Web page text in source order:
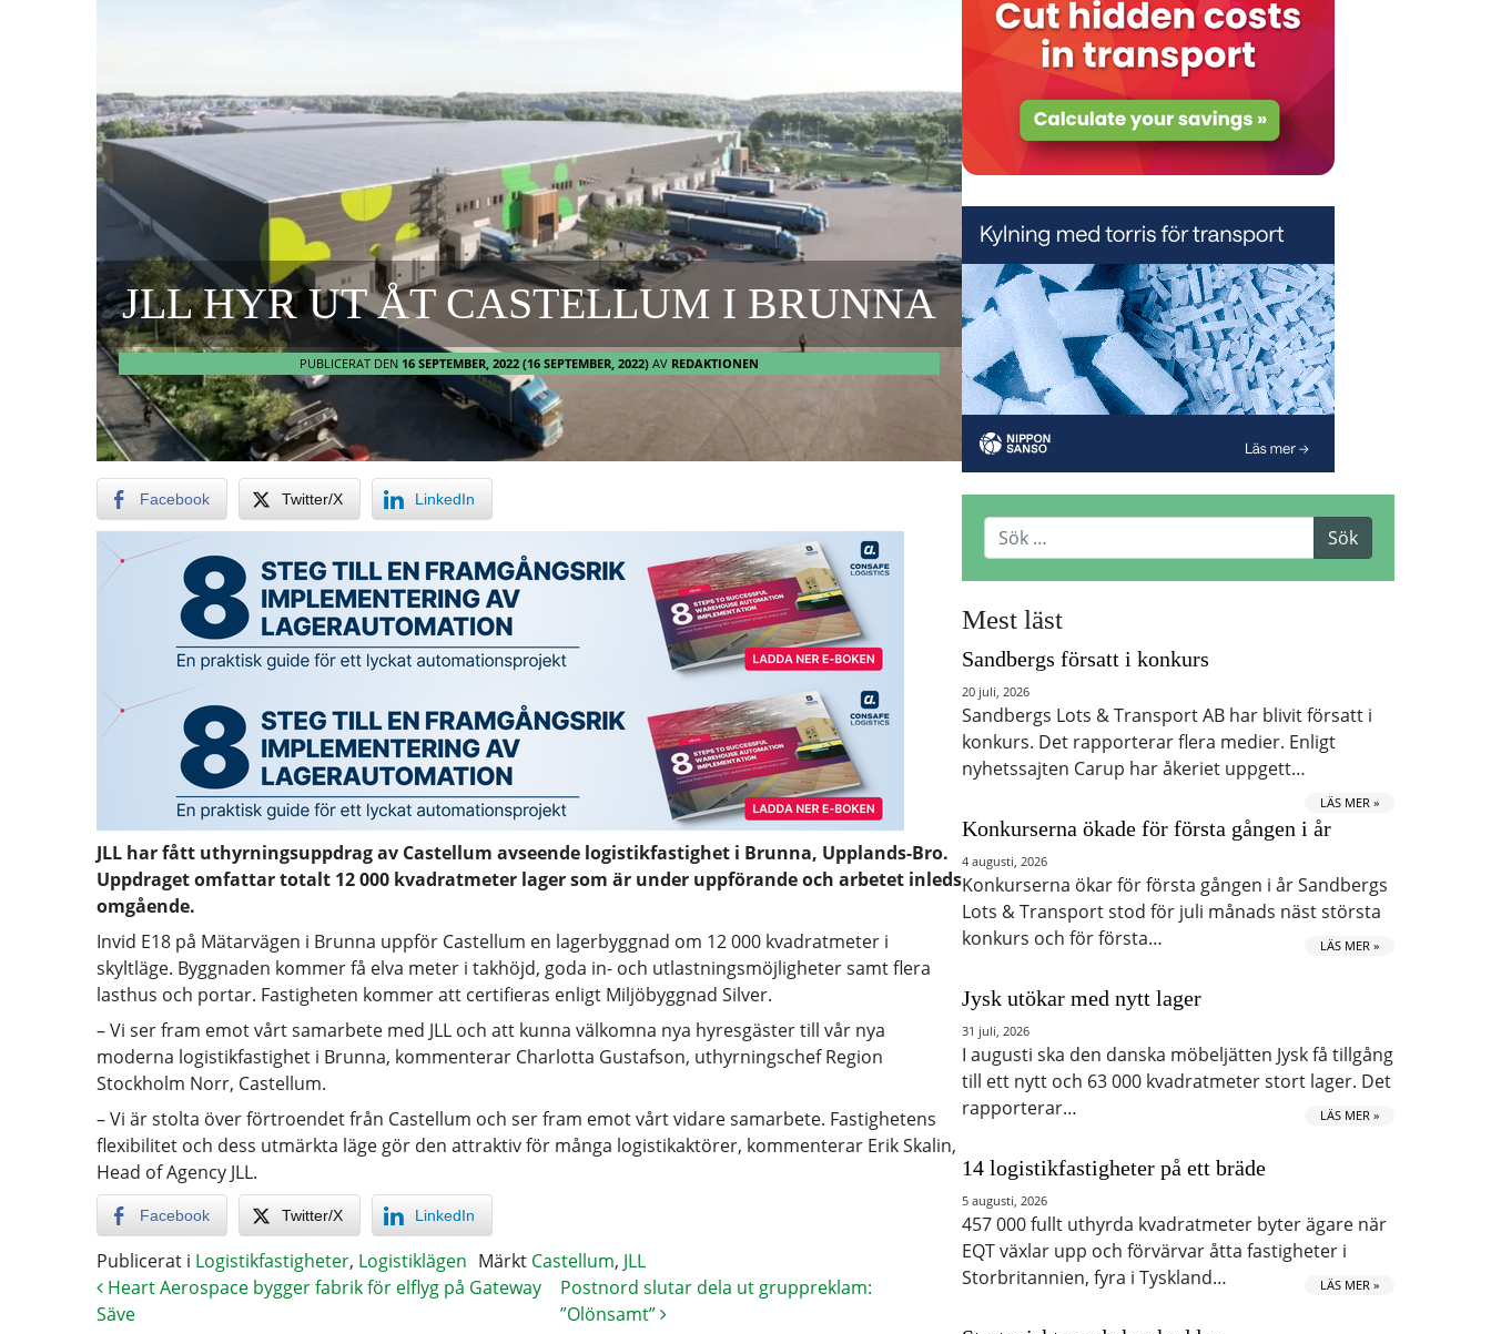
JLL HYR UT ÅT CASTELLUM I BRUNNA
PUBLICERAT DEN 16 SEPTEMBER, 2022 (16 SEPTEMBER, 2022) AV REDAKTIONEN
Facebook Twitter/X LinkedIn
JLL har fått uthyrningsuppdrag av Castellum avseende logistikfastighet i Brunna, Upplands-Bro.
Uppdraget omfattar totalt 12 000 kvadratmeter lager som är under uppförande och arbetet inleds
omgående.
Invid E18 på Mätarvägen i Brunna uppför Castellum en lagerbyggnad om 12 000 kvadratmeter i
skyltläge. Byggnaden kommer få elva meter i takhöjd, goda in- och utlastningsmöjligheter samt flera
lasthus och portar. Fastigheten kommer att certifieras enligt Miljöbyggnad Silver.
– Vi ser fram emot vårt samarbete med JLL och att kunna välkomna nya hyresgäster till vår nya
moderna logistikfastighet i Brunna, kommenterar Charlotta Gustafson, uthyrningschef Region
Stockholm Norr, Castellum.
– Vi är stolta över förtroendet från Castellum och ser fram emot vårt vidare samarbete. Fastighetens
flexibilitet och dess utmärkta läge gör den attraktiv för många logistikaktörer, kommenterar Erik Skalin,
Head of Agency JLL.
Facebook Twitter/X LinkedIn
Publicerat i Logistikfastigheter, Logistiklägen Märkt Castellum, JLL
Heart Aerospace bygger fabrik för elflyg på Gateway
Säve
Postnord slutar dela ut gruppreklam:
”Olönsamt”
Mest läst
Sandbergs försatt i konkurs
20 juli, 2026
Sandbergs Lots & Transport AB har blivit försatt i
konkurs. Det rapporterar flera medier. Enligt
nyhetssajten Carup har åkeriet uppgett…
LÄS MER »
Konkurserna ökade för första gången i år
4 augusti, 2026
Konkurserna ökar för första gången i år Sandbergs
Lots & Transport stod för juli månads näst största
konkurs och för första…
LÄS MER »
Jysk utökar med nytt lager
31 juli, 2026
I augusti ska den danska möbeljätten Jysk få tillgång
till ett nytt och 63 000 kvadratmeter stort lager. Det
rapporterar…
LÄS MER »
14 logistikfastigheter på ett bräde
5 augusti, 2026
457 000 fullt uthyrda kvadratmeter byter ägare när
EQT växlar upp och förvärvar åtta fastigheter i
Storbritannien, fyra i Tyskland…
LÄS MER »